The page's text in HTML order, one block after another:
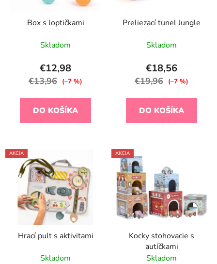
Box s loptičkami
Skladom
€12,98
€13,96 (–7 %)
DO KOŠÍKA
Preliezací tunel Jungle
Skladom
€18,56
€19,96 (–7 %)
DO KOŠÍKA
AKCIA
Hrací pult s aktivitami
Skladom
AKCIA
Kocky stohovacie s
autíčkami
Skladom